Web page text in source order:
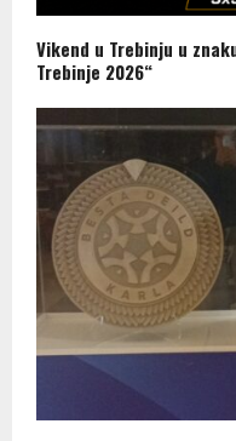
Vikend u Trebinju u
Trebinje 2026“